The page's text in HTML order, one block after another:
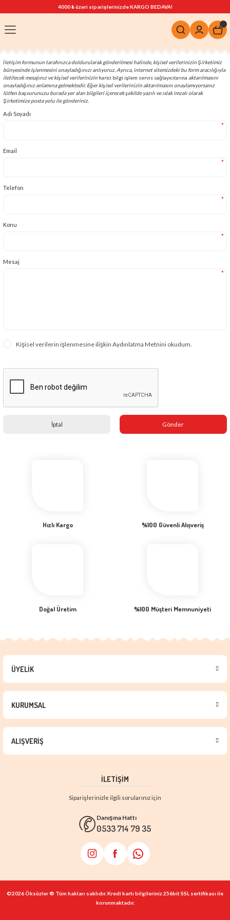
4000 ₺ üzeri siparişlerinizde KARGO BEDAVA!
İletişim formunun tarafınızca doldurularak gönderilmesi halinde, kişisel verilerinizin Şirketimiz
bünyesinde işlenmesini onayladığınızı anlıyoruz. Ayrıca, internet sitemizdeki bu form aracılığıyla
iletilecek mesajınız ve kişisel verilerinizin harici bilgi işlem servis sağlayıcılarına aktarılmasını
onayladığınız anlamına gelmektedir. Eğer kişisel verilerinizin aktarılmasını onaylamıyorsanız
lütfen başvurunuzu burada yer alan bilgileri içerecek şekilde yazılı ve ıslak imzalı olarak
Şirketimize posta yolu ile gönderiniz.
Adı Soyadı
*
Email
*
Telefon
*
Konu
*
Mesaj
*
Kişisel verilerin işlenmesine ilişkin Aydınlatma Metnini okudum.
İptal Gönder
Hızlı Kargo %100 Güvenli Alışveriş
Doğal Üretim %100 Müşteri Memnuniyeti
ÜYELİK
KURUMSAL
ALIŞVERİŞ
İLETİŞİM
Siparişlerinizle ilgili sorularınız için
Danışma Hattı
0533 714 79 35
©2026 Öksüzler ® Tüm hakları saklıdır. Kredi kartı bilgileriniz 256bit SSL sertifikası ile
korunmaktadır.